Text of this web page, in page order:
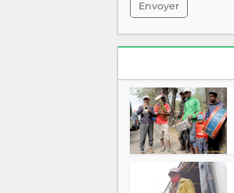
Envoyer